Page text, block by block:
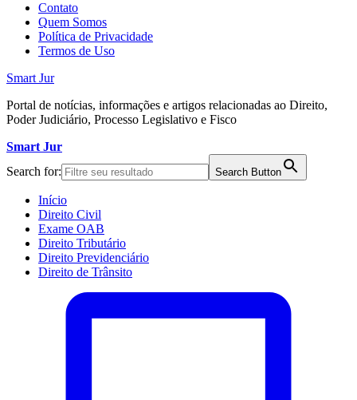
Contato
Quem Somos
Política de Privacidade
Termos de Uso
Smart Jur
Portal de notícias, informações e artigos relacionadas ao Direito,
Poder Judiciário, Processo Legislativo e Fisco
Smart Jur
Search for:
Search Button
Início
Direito Civil
Exame OAB
Direito Tributário
Direito Previdenciário
Direito de Trânsito